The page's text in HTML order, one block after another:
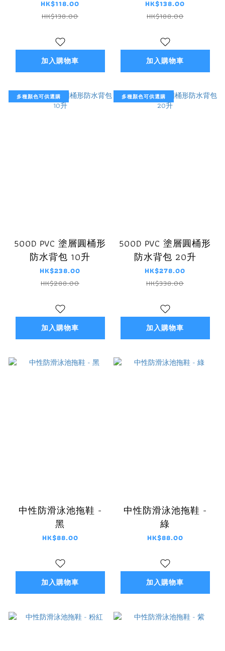
HK$118.00
HK$138.00
加入購物車
HK$138.00
HK$188.00
加入購物車
多種顏色可供選購
500D PVC 塗層圓桶形
防水背包 10升
HK$238.00
HK$288.00
加入購物車
多種顏色可供選購
500D PVC 塗層圓桶形
防水背包 20升
HK$278.00
HK$338.00
加入購物車
中性防滑泳池拖鞋 -
黑
HK$88.00
加入購物車
中性防滑泳池拖鞋 -
綠
HK$88.00
加入購物車